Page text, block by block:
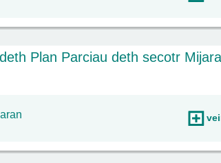
Plan Parciau deth secotr